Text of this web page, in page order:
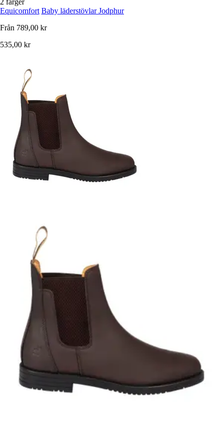
2 färger
Equicomfort Baby läderstövlar Jodphur
Från 789,00 kr
535,00 kr